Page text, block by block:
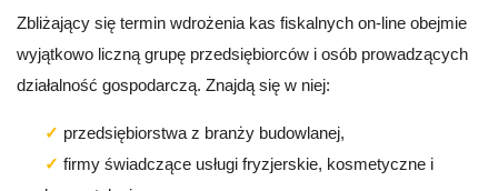
Zbliżający się termin wdrożenia kas fiskalnych on-line obejmie
wyjątkowo liczną grupę przedsiębiorców i osób prowadzących
działalność gospodarczą. Znajdą się w niej:
przedsiębiorstwa z branży budowlanej,
firmy świadczące usługi fryzjerskie, kosmetyczne i